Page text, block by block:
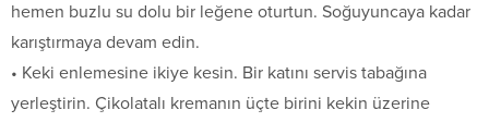
hemen buzlu su dolu bir leğene oturtun. Soğuyuncaya kadar
karıştırmaya devam edin.
• Keki enlemesine ikiye kesin. Bir katını servis tabağına
yerleştirin. Çikolatalı kremanın üçte birini kekin üzerine